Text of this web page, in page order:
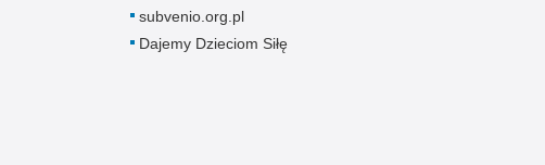
subvenio.org.pl
Dajemy Dzieciom Siłę